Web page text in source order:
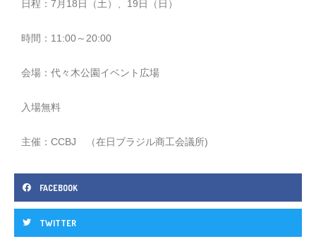
日程：7月18日（土）、19日（日）
時間：11:00～20:00
会場：代々木公園イベント広場
入場無料
主催：CCBJ （在日ブラジル商工会議所)
FACEBOOK
TWITTER